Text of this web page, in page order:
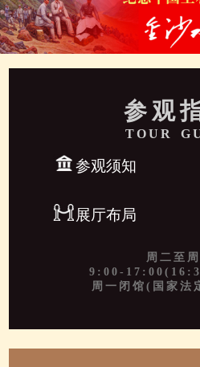
参观
TOUR
参观须知
展厅布局
周二至周
9:00-
周一闭馆(国家法